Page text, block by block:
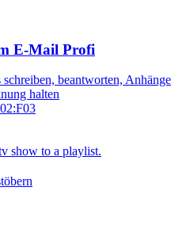
E-Mail Profi
beantworten, Anhänge
halten
show to a playlist.